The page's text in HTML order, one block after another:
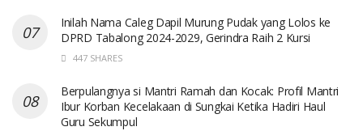
Inilah Nama Caleg Dapil Murung Pudak yang Lolos ke
DPRD Tabalong 2024-2029, Gerindra Raih 2 Kursi
447 SHARES
Berpulangnya si Mantri Ramah dan Kocak: Profil Mantri
Ibur Korban Kecelakaan di Sungkai Ketika Hadiri Haul
Guru Sekumpul